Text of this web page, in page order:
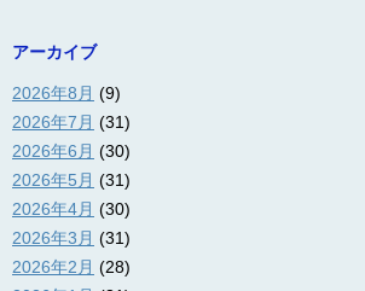
アーカイブ
2026年8月 (9)
2026年7月 (31)
2026年6月 (30)
2026年5月 (31)
2026年4月 (30)
2026年3月 (31)
2026年2月 (28)